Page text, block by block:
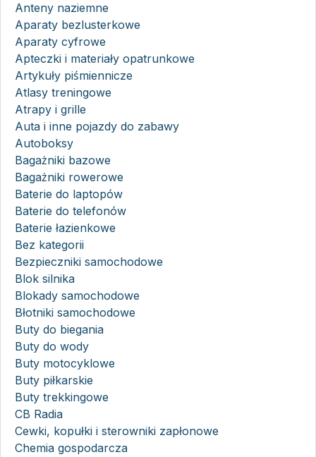
Anteny naziemne
Aparaty bezlusterkowe
Aparaty cyfrowe
Apteczki i materiały opatrunkowe
Artykuły piśmiennicze
Atlasy treningowe
Atrapy i grille
Auta i inne pojazdy do zabawy
Autoboksy
Bagażniki bazowe
Bagażniki rowerowe
Baterie do laptopów
Baterie do telefonów
Baterie łazienkowe
Bez kategorii
Bezpieczniki samochodowe
Blok silnika
Blokady samochodowe
Błotniki samochodowe
Buty do biegania
Buty do wody
Buty motocyklowe
Buty piłkarskie
Buty trekkingowe
CB Radia
Cewki, kopułki i sterowniki zapłonowe
Chemia gospodarcza